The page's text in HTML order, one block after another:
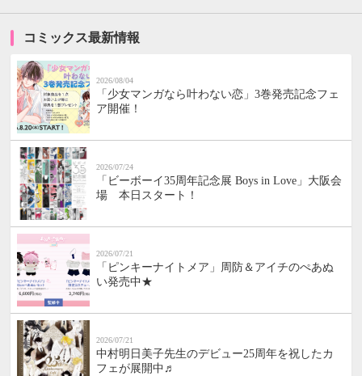
コミックス最新情報
2026/08/04
「少女マンガなら叶わない恋」3巻発売記念フェ
ア開催！
2026/07/24
「ビーボーイ35周年記念展 Boys in Love」大阪会
場 本日スタート！
2026/07/21
「ピンキーナイトメア」周防＆アイチのぺあぬ
い発売中★
2026/07/21
中村明日美子先生のデビュー25周年を祝したカ
フェが展開中♬